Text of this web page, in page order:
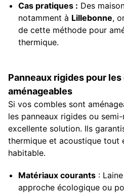
Cas pratiques : Des
notamment à Lillebonne,
de cette méthode pour
thermique.
Panneaux rigides pour
aménageables
Si vos combles sont
les panneaux rigides ou
excellente solution. Ils
thermique et acoustique tout
habitable.
Matériaux courants :
approche écologique ou